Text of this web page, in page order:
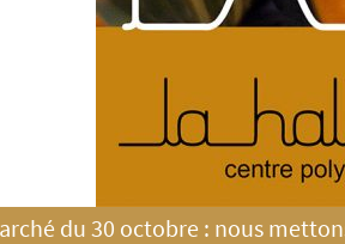
du 30 octobre : nous